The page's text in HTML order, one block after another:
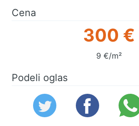
Cena
300 €
9 €/m²
Podeli oglas